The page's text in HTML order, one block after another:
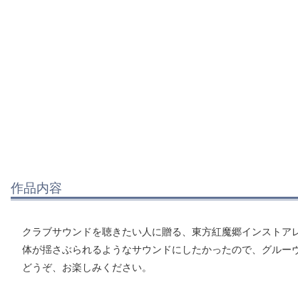
作品内容
クラブサウンドを聴きたい人に贈る、東方紅魔郷インスト
体が揺さぶられるようなサウンドにしたかったので、グルー
どうぞ、お楽しみください。